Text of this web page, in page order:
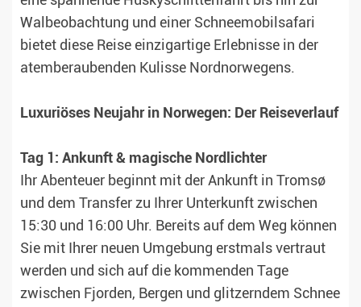
Walbeobachtung und einer Schneemobilsafari
bietet diese Reise einzigartige Erlebnisse in der
atemberaubenden Kulisse Nordnorwegens.
Luxuriöses Neujahr in Norwegen: Der Reiseverlauf
Tag 1: Ankunft & magische Nordlichter
Ihr Abenteuer beginnt mit der Ankunft in Tromsø
und dem Transfer zu Ihrer Unterkunft zwischen
15:30 und 16:00 Uhr. Bereits auf dem Weg können
Sie mit Ihrer neuen Umgebung erstmals vertraut
werden und sich auf die kommenden Tage
zwischen Fjorden, Bergen und glitzerndem Schnee